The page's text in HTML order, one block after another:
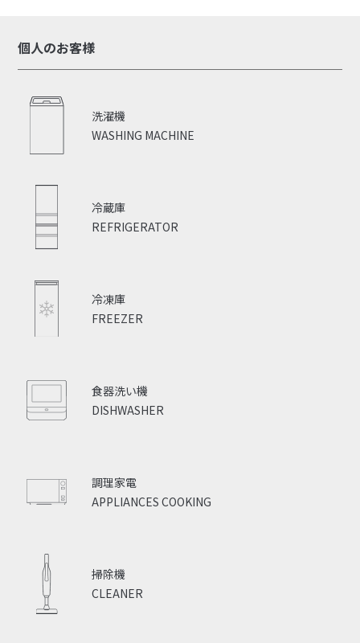
個人のお客様
WASHING MACHINE
洗濯機
REFRIGERATOR
冷蔵庫
FREEZER
冷凍庫
DISHWASHER
食器洗い機
APPLIANCES COOKING
調理家電
CLEANER
掃除機